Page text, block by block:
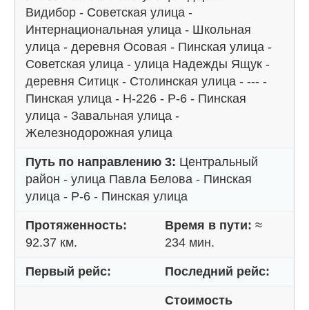
Видибор - Советская улица -
Интернациональная улица - Школьная
улица - деревня Осовая - Пинская улица -
Советская улица - улица Надежды Ящук -
деревня Ситицк - Столинская улица - --- -
Пинская улица - Н-226 - Р-6 - Пинская
улица - Завальная улица -
Железнодорожная улица
Путь по направлению 3: Центральный
район - улица Павла Белова - Пинская
улица - Р-6 - Пинская улица
Протяженность:
92.37 км.
Время в пути: ≈
234 мин.
Первый рейс: Последний рейс:
Стоимость